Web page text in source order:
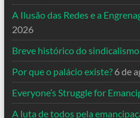
A Ilusão das Redes e a
2026
Breve histórico do sindicalismo
Por que o palácio existe? 6 de
Everyone’s Struggle for
A luta de todos pela